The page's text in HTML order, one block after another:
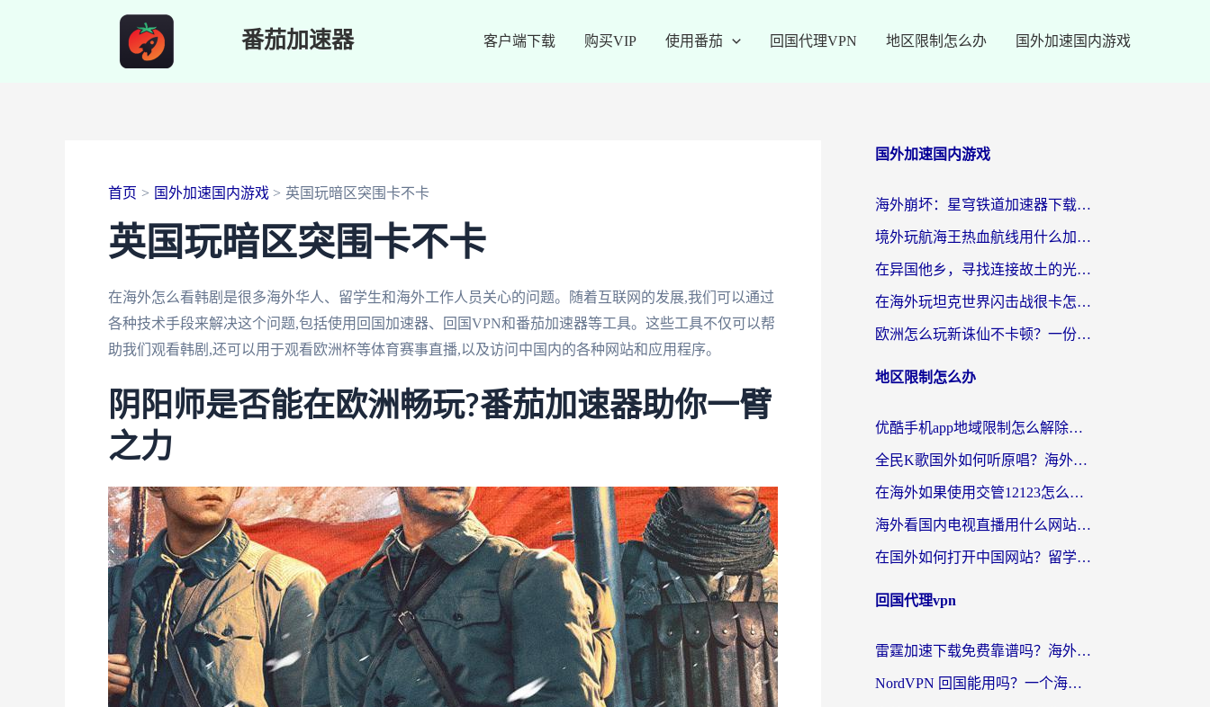
番茄加速器 客户端下载 购买VIP 使用番茄 回国代理VPN 地区限制怎么办 国外加速国内游戏
首页 国外加速国内游戏 英国玩暗区突围卡不卡
英国玩暗区突围卡不卡
在海外怎么看韩剧是很多海外华人、留学生和海外工作人员关心的问题。随着互联网的发展,我们可以通过
各种技术手段来解决这个问题,包括使用回国加速器、回国VPN和番茄加速器等工具。这些工具不仅可以帮
助我们观看韩剧,还可以用于观看欧洲杯等体育赛事直播,以及访问中国内的各种网站和应用程序。
阴阳师是否能在欧洲畅玩?番茄加速器助你一臂
之力
国外加速国内游戏
海外崩坏：星穹铁道加速器下载安装：一份给游子的终极网络指南
境外玩航海王热血航线用什么加速器？2026海外玩家实测最优方案（附欧洲问道堡垒前线加速技巧）
在异国他乡，寻找连接故土的光明大陆免费加速器
在海外玩坦克世界闪击战很卡怎么办？老玩家亲测有效的加速器选择指南
欧洲怎么玩新诛仙不卡顿？一份给海外游子的国服游戏畅玩指南
地区限制怎么办
优酷手机app地域限制怎么解除？海外党亲测有效的追剧方案
全民K歌国外如何听原唱？海外党亲测有效的回国加速器选择指南
在海外如果使用交管12123怎么处理？留学生亲测有效的回国加速方案
海外看国内电视直播用什么网站比较好？一篇解决你所有追剧难题的实用指南
在国外如何打开中国网站？留学生与海外华人的无缝访问指南
回国代理vpn
雷霆加速下载免费靠谱吗？海外党选回国加速器的避坑指南（附热门工具对比）
NordVPN 回国能用吗？一个海外用户必须面对的真实困境